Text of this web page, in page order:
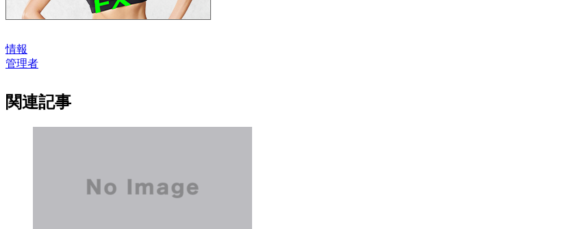
情報
管理者
関連記事